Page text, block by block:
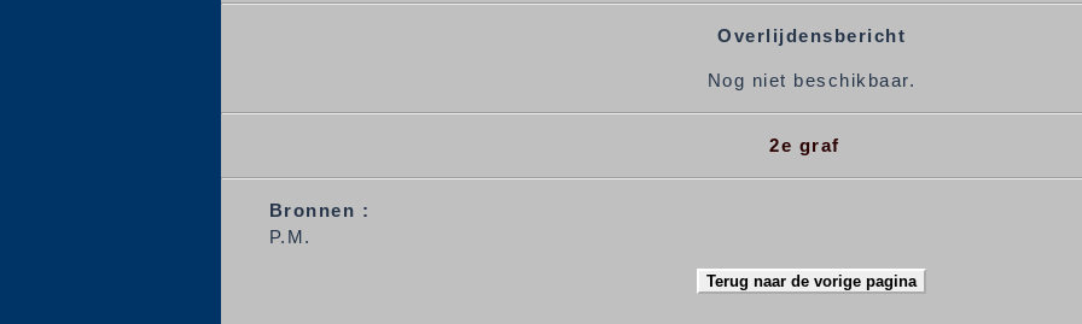
Overlijdensbericht
Nog niet beschikbaar.
2e graf
Bronnen :
P.M.